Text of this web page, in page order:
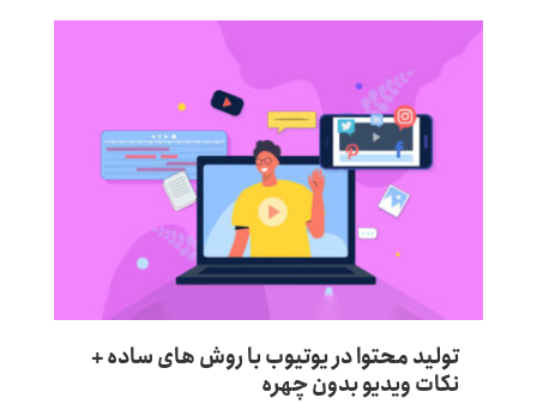
تولید محتوا در یوتیوب با روش های ساده +
نکات ویدیو بدون چهره